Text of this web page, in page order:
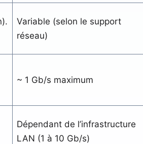
Variable (selon le support
réseau)
~ 1 Gb/s maximum
Dépendant de l’infrastructure
LAN (1 à 10 Gb/s)